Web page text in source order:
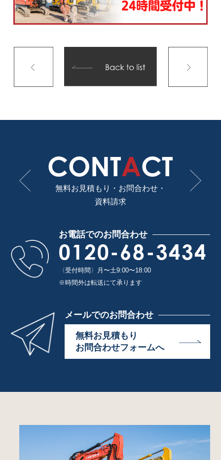
CONTACT
無料お見積もり・お問合わせ・
資料請求
お電話でのお問合わせ
0120-68-3434
〈受付時間〉月〜土9:00〜18:00
※時間外は転送にて承ります
メールでのお問合わせ
無料お見積もり
お問合わせフォームへ